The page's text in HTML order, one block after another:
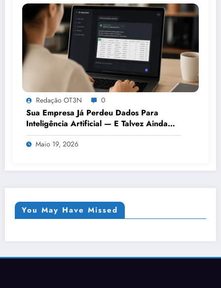
Redação OT3N 0
Sua Empresa Já Perdeu Dados Para
Inteligência Artificial — E Talvez Ainda
Nem Saiba
Maio 19, 2026
You May Have Missed